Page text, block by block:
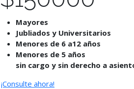
Mayores
Jubliados y Universitarios
Menores de 6 a12 años
Menores de 5 años
sin cargo y sin derecho a
¡Consulte ahora!